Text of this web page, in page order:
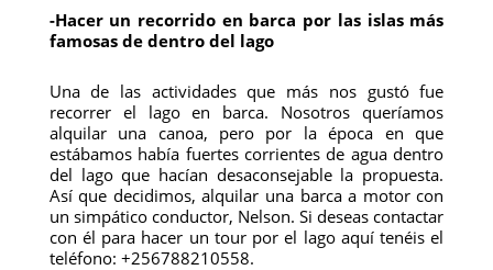
-Hacer un recorrido en barca por las islas más
famosas de dentro del lago
Una de las actividades que más nos gustó fue
recorrer el lago en barca. Nosotros queríamos
alquilar una canoa, pero por la época en que
estábamos había fuertes corrientes de agua dentro
del lago que hacían desaconsejable la propuesta.
Así que decidimos, alquilar una barca a motor con
un simpático conductor, Nelson. Si deseas contactar
con él para hacer un tour por el lago aquí tenéis el
teléfono: +256788210558.